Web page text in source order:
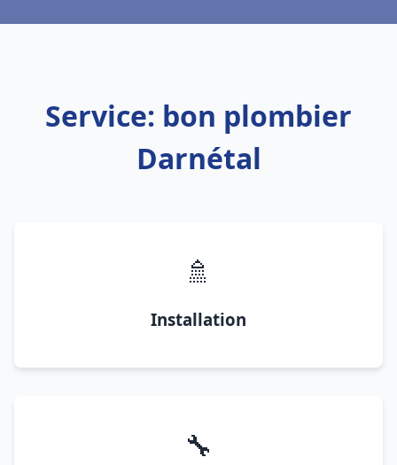
Service: bon plombier
Darnétal
🚿
Installation
🔧